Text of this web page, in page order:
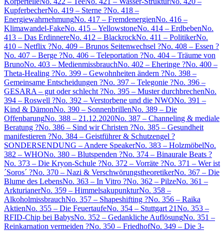
KupferbecherNo. 419 – Sterne ?No. 418 –
EnergiewahrnehmungNo. 417 – FremdenergienNo. 416 –
Klimawandel-FakeNo. 415 – YellowstoneNo. 414 – ErdbebenNo.
413 – Das ErdinnereNo. 412 – BlackrockNo. 411 – PolitikerNo.
410 – Netflix ?No. 409 – Brunos Seitenwechsel ?No. 408 – Essen ?
No. 407 – Berge ?No. 406 – Teleportation ?No. 404 – Träume von
BrunoNo. 403 – MedienmissbrauchNo. 402 – Eheringe ?No. 400 –
Theta-Healing ?No. 399 – Gewohnheiten ändern ?No. 398 –
Gemeinsame Entscheidungen ?No. 397 – Telegonie ?No. 396 –
GESARA – gut oder schlecht ?No. 395 – Muster durchbrechenNo.
394 – Roswell ?No. 392 – Verstorbene und die NWONo. 391 –
Kind & DämonNo. 390 – SonnenbrillenNo. 389 – Die
OffenbarungNo. 388 – 21.12.2020No. 387 – Channeling & mediale
Beratung ?No. 386 – Sind wir Christen ?No. 385 – Gesundheit
manifestieren ?No. 384 – Geistführer & Schutzengel ?
SONDERSENDUNG – Andere SpeakerNo. 383 – HolzmöbelNo.
382 – WHONo. 380 – Blutspenden ?No. 374 – Binaurale Beats ?
No. 373 – Die Kryon-Schule ?No. 372 – Vorräte ?No. 371 – Wer ist
´Soros´ ?No. 370 – Nazi & VerschwörungstheoretikerNo. 367 – Die
Blume des LebensNo. 363 – In Vitro ?No. 362 – PilzeNo. 361 –
ArkturianerNo. 359 – HimmelsakupunkturNo. 358 –
AlkoholmissbrauchNo. 357 – Shapeshifting ?No. 356 – Raika
AktienNo. 355 – Die FeuertaufeNo. 354 – Stuttgart 21No. 353 –
RFID-Chip bei BabysNo. 352 – Gedankliche AuflösungNo. 351 –
Reinkarnation vermeiden ?No. 350 – FriedhofNo. 349 – Die 3-